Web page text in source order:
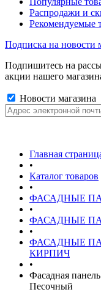
Распродажи и
Рекомендуемые
Подписка на новости
Подпишитесь на
акции нашего
Новости магазина
Главная
•
Каталог товаров
•
ФАСАДНЫЕ
•
ФАСАДНЫЕ
•
ФАСАДНЫЕ
КИРПИЧ
•
Фасадная
Песочный